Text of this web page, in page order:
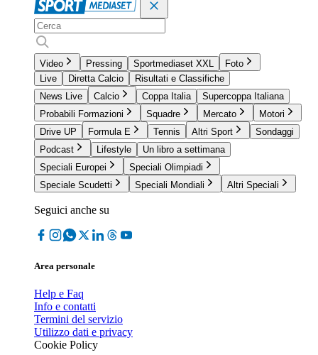
Video Pressing Sportmediaset XXL
Foto
Live
Diretta Calcio
Risultati e Classifiche
News Live
Calcio Coppa Italia
Supercoppa Italiana
Probabili Formazioni
Squadre Mercato
Motori
Drive UP
Formula E Tennis Altri Sport
Sondaggi
Podcast
Lifestyle
Un libro a settimana
Speciali Europei
Speciali Olimpiadi
Speciale Scudetti
Speciali Mondiali Altri Speciali
Seguici anche su
Area personale
Help e Faq
Info e contatti
Termini del servizio
Utilizzo dati e privacy
Cookie Policy